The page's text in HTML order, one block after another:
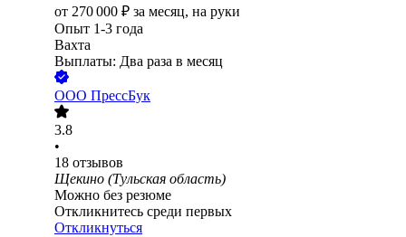
от 270 000 ₽ за месяц, на руки
Опыт 1-3 года
Вахта
Выплаты: Два раза в месяц
ООО ПрессБук
3.8
•
18 отзывов
Щекино (Тульская область)
Можно без резюме
Откликнитесь среди первых
Откликнуться